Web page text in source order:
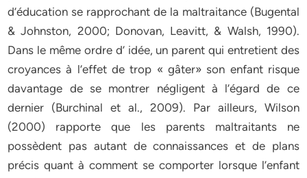
d’éducation se rapprochant de la maltraitance (Bugental
& Johnston, 2000; Donovan, Leavitt, & Walsh, 1990).
Dans le même ordre d’ idée, un parent qui entretient des
croyances à l’effet de trop « gâter» son enfant risque
davantage de se montrer négligent à l’égard de ce
dernier (Burchinal et al., 2009). Par ailleurs, Wilson
(2000) rapporte que les parents maltraitants ne
possèdent pas autant de connaissances et de plans
précis quant à comment se comporter lorsque l’enfant